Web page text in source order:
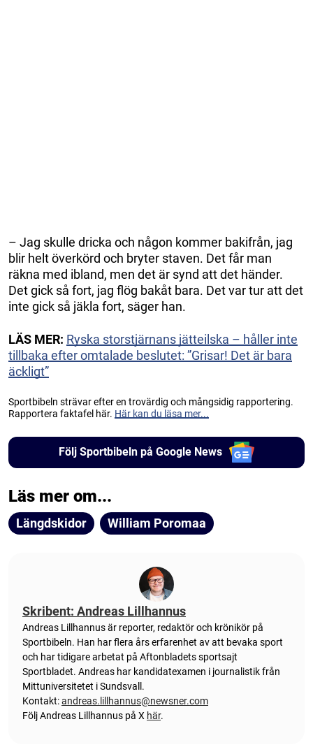
– Jag skulle dricka och någon kommer bakifrån, jag
blir helt överkörd och bryter staven. Det får man
räkna med ibland, men det är synd att det händer.
Det gick så fort, jag flög bakåt bara. Det var tur att det
inte gick så jäkla fort, säger han.
LÄS MER: Ryska storstjärnans jätteilska – håller inte
tillbaka efter omtalade beslutet: ”Grisar! Det är bara
äckligt”
Sportbibeln strävar efter en trovärdig och mångsidig rapportering.
Rapportera faktafel här. Här kan du läsa mer...
Följ Sportbibeln på Google News
Läs mer om...
Längdskidor William Poromaa
Skribent: Andreas Lillhannus
Andreas Lillhannus är reporter, redaktör och krönikör på
Sportbibeln. Han har flera års erfarenhet av att bevaka sport
och har tidigare arbetat på Aftonbladets sportsajt
Sportbladet. Andreas har kandidatexamen i journalistik från
Mittuniversitetet i Sundsvall.
Kontakt:andreas.lillhannus@newsner.com
Följ Andreas Lillhannus på X här.